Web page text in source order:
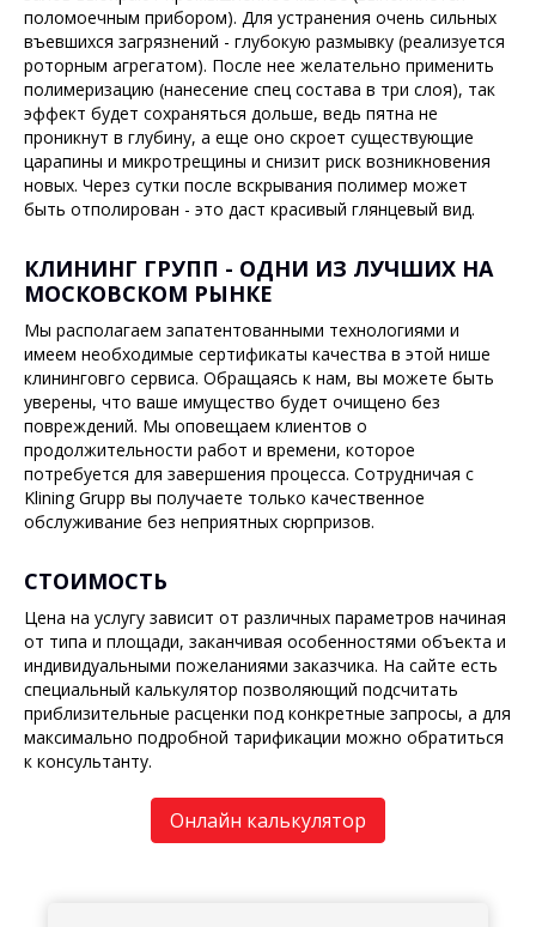
поломоечным прибором). Для устранения очень сильных
въевшихся загрязнений - глубокую размывку (реализуется
роторным агрегатом). После нее желательно применить
полимеризацию (нанесение спец состава в три слоя), так
эффект будет сохраняться дольше, ведь пятна не
проникнут в глубину, а еще оно скроет существующие
царапины и микротрещины и снизит риск возникновения
новых. Через сутки после вскрывания полимер может
быть отполирован - это даст красивый глянцевый вид.
КЛИНИНГ ГРУПП - ОДНИ ИЗ ЛУЧШИХ НА
МОСКОВСКОМ РЫНКЕ
Мы располагаем запатентованными технологиями и
имеем необходимые сертификаты качества в этой нише
клининговго сервиса. Обращаясь к нам, вы можете быть
уверены, что ваше имущество будет очищено без
повреждений. Мы оповещаем клиентов о
продолжительности работ и времени, которое
потребуется для завершения процесса. Сотрудничая с
Klining Grupp вы получаете только качественное
обслуживание без неприятных сюрпризов.
СТОИМОСТЬ
Цена на услугу зависит от различных параметров начиная
от типа и площади, заканчивая особенностями объекта и
индивидуальными пожеланиями заказчика. На сайте есть
специальный калькулятор позволяющий подсчитать
приблизительные расценки под конкретные запросы, а для
максимально подробной тарификации можно обратиться
к консультанту.
Онлайн калькулятор